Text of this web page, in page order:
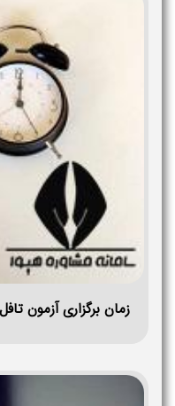
زمان برگزاری آزمون تافل